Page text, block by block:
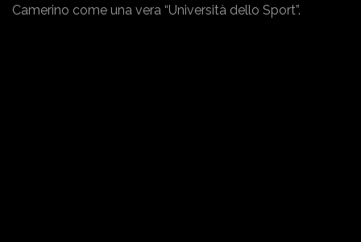
Camerino come una vera “Università dello Sport”.